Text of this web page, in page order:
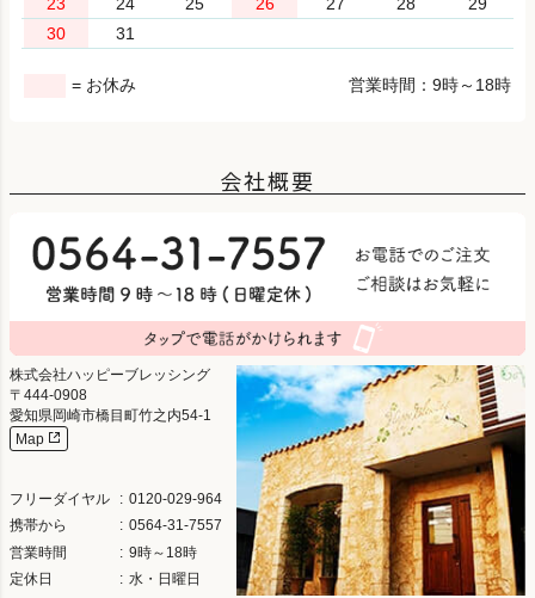
30
31
営業時間：9時～18時
= お休み
会社概要
株式会社ハッピーブレッシング
444-0908
愛知県岡崎市橋目町竹之内54-1
Map
フリーダイヤル
0120-029-964
携帯から
0564-31-7557
営業時間
9時～18時
定休日
水・日曜日